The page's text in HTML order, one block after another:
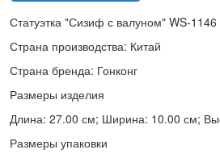
Статуэтка "Сизиф с валуном" WS-1146
Страна производства: Китай
Страна бренда: Гонконг
Размеры изделия
Длина: 27.00 см; Ширина: 10.00 см;
Размеры упаковки